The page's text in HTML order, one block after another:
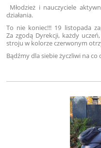
Młodzież i nauczyciele
działania.
To nie koniec!!! 19 listopada
Za zgodą Dyrekcji, każdy
stroju w kolorze czerwonym
Bądźmy dla siebie życzliwi na